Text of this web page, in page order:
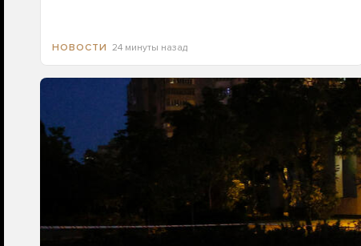
НОВОСТИ 24 минуты назад